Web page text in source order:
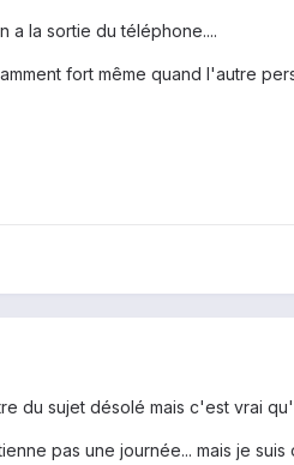
a la sortie du téléphone....
fort même quand l'autre
du sujet désolé mais c'est vrai
pas une journée... mais je